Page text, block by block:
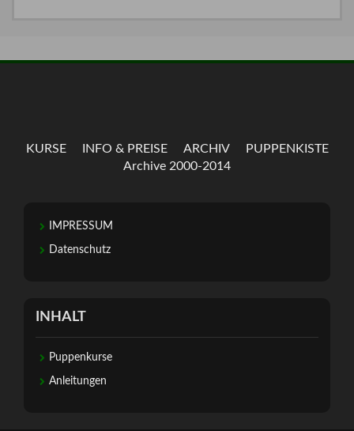
KURSE INFO & PREISE ARCHIV
PUPPENKISTE
Archive 2000-2014
IMPRESSUM
Datenschutz
INHALT
Puppenkurse
Anleitungen